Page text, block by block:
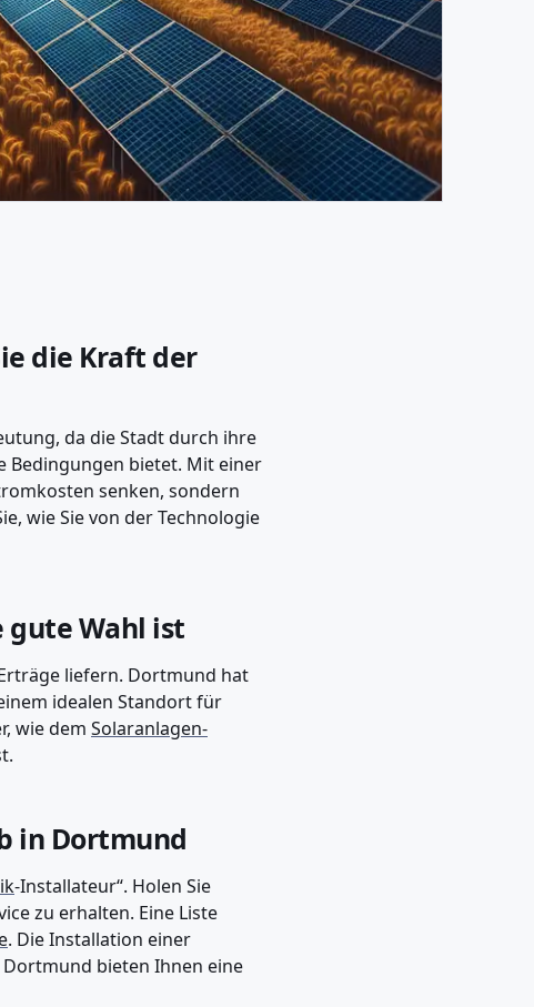
die Kraft der
da die Stadt durch ihre
Bedingungen bietet. Mit einer
senken, sondern
wie Sie von der Technologie
Wahl ist
liefern. Dortmund hat
idealen Standort für
wie dem Solaranlagen-
in Dortmund
-Installateur“. Holen Sie
zu erhalten. Eine Liste
. Die Installation einer
bieten Ihnen eine